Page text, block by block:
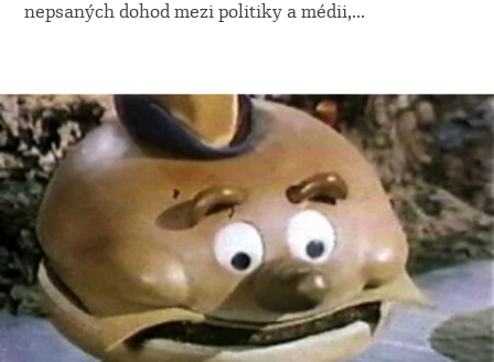
nepsaných dohod mezi politiky a médii,...